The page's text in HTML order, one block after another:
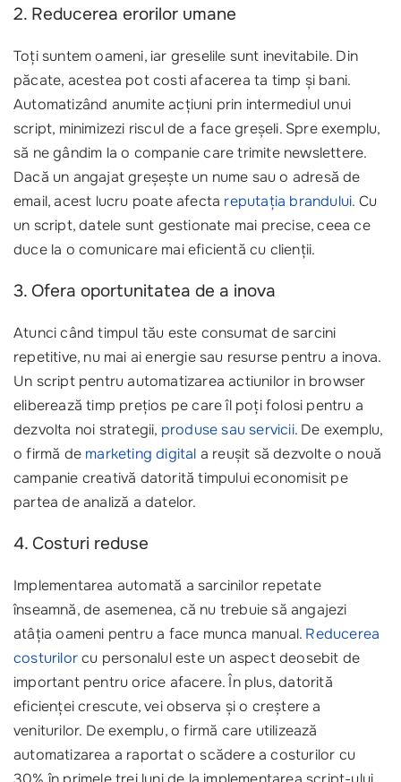
2. Reducerea erorilor umane
Toți suntem oameni, iar greselile sunt inevitabile. Din
păcate, acestea pot costi afacerea ta timp și bani.
Automatizând anumite acțiuni prin intermediul unui
script, minimizezi riscul de a face greșeli. Spre exemplu,
să ne gândim la o companie care trimite newslettere.
Dacă un angajat greșește un nume sau o adresă de
email, acest lucru poate afecta reputația brandului. Cu
un script, datele sunt gestionate mai precise, ceea ce
duce la o comunicare mai eficientă cu clienții.
3. Ofera oportunitatea de a inova
Atunci când timpul tău este consumat de sarcini
repetitive, nu mai ai energie sau resurse pentru a inova.
Un script pentru automatizarea actiunilor in browser
eliberează timp prețios pe care îl poți folosi pentru a
dezvolta noi strategii, produse sau servicii. De exemplu,
o firmă de marketing digital a reușit să dezvolte o nouă
campanie creativă datorită timpului economisit pe
partea de analiză a datelor.
4. Costuri reduse
Implementarea automată a sarcinilor repetate
înseamnă, de asemenea, că nu trebuie să angajezi
atâția oameni pentru a face munca manual. Reducerea
costurilorcu personalul este un aspect deosebit de
important pentru orice afacere. În plus, datorită
eficienței crescute, vei observa și o creștere a
veniturilor. De exemplu, o firmă care utilizează
automatizarea a raportat o scădere a costurilor cu